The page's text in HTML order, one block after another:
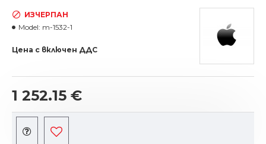
1 252.15 €
ИЗЧЕРПАН
Model: m-1532-1
Цена с включен ДДС